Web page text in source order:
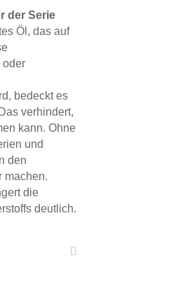
der Serie
Öl, das auf
oder
bedeckt es
verhindert,
kann. Ohne
und
den
machen.
die
deutlich.